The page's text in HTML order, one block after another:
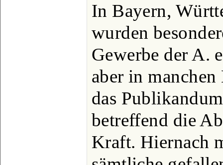
In Bayern,
wurden
Gewerbe der A.
aber in
das
betreffend die
Kraft. Hiernach